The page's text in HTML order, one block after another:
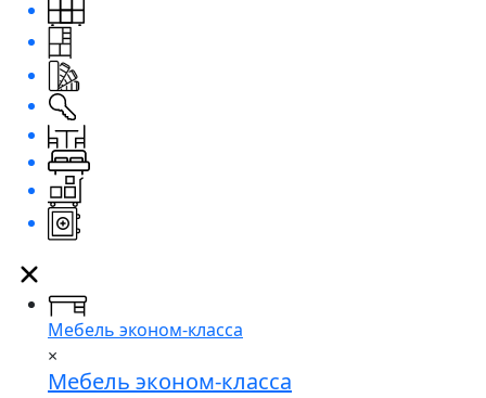
Мебель эконом-класса
×
Мебель эконом-класса